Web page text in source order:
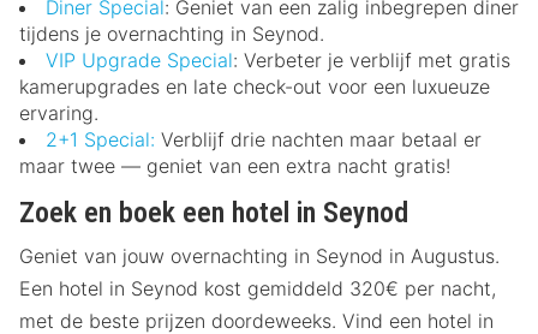
Diner Special: Geniet van een zalig inbegrepen diner
tijdens je overnachting in Seynod.
VIP Upgrade Special: Verbeter je verblijf met gratis
kamerupgrades en late check-out voor een luxueuze
ervaring.
2+1 Special: Verblijf drie nachten maar betaal er
maar twee — geniet van een extra nacht gratis!
Zoek en boek een hotel in Seynod
Geniet van jouw overnachting in Seynod in Augustus.
Een hotel in Seynod kost gemiddeld 320€ per nacht,
met de beste prijzen doordeweeks. Vind een hotel in